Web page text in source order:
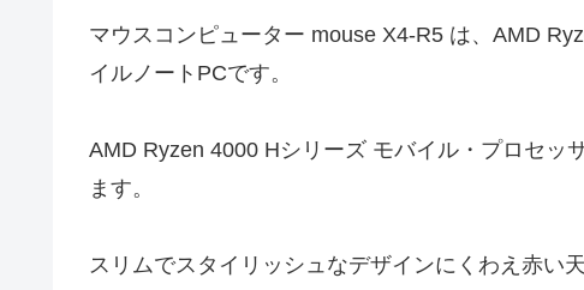
マウスコンピューター mouse X4-R5 は、AMD
イルノートPCです。
AMD Ryzen 4000 Hシリーズ モバイル・プロセッ
ます。
スリムでスタイリッシュなデザインにくわえ赤い